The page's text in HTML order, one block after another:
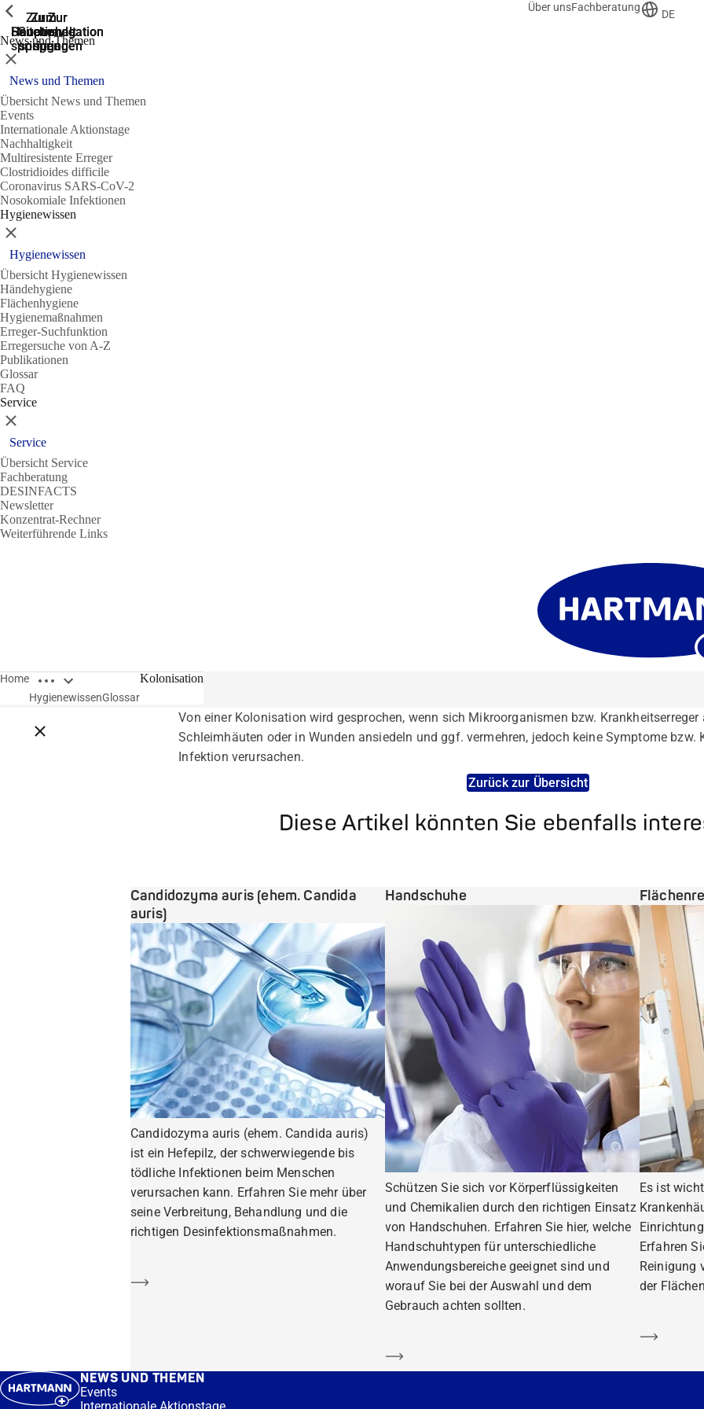
Zur
Suche
springen
Zur
Hauptnavigation
springen
Zur
Hauptnavigation
springen
Zum
Hauptinhalt
springen
Zum
Seitenende
springen
Über unsFachberatung
DE
News und Themen
Zeige vorherige
Schließen
News und Themen
Übersicht News und Themen
Events
Internationale Aktionstage
Nachhaltigkeit
Multiresistente Erreger
Clostridioides difficile
Coronavirus SARS-CoV-2
Nosokomiale Infektionen
Hygienewissen
Zeige vorherige
Schließen
Hygienewissen
Übersicht Hygienewissen
Händehygiene
Flächenhygiene
Hygienemaßnahmen
Erreger-Suchfunktion
Erregersuche von A-Z
Publikationen
Glossar
FAQ
Service
Zeige vorherige
Schließen
Service
Übersicht Service
Fachberatung
DESINFACTS
Newsletter
Konzentrat-Rechner
Weiterführende Links
Home Breadcrumbs öffnen
Breadcrumbs schließen
HygienewissenGlossar
Kolonisation
Von einer Kolonisation wird gesprochen, wenn sich Mikroorganismen bzw.
Schleimhäuten oder in Wunden ansiedeln und ggf. vermehren, jedoch keine Symptome bzw.
Infektion verursachen.
Zurück zur Übersicht
Diese Artikel könnten Sie ebenfalls
Candidozyma auris (ehem. Candida
auris)
Candidozyma auris (ehem. Candida auris)
ist ein Hefepilz, der schwerwiegende bis
tödliche Infektionen beim Menschen
verursachen kann. Erfahren Sie mehr über
seine Verbreitung, Behandlung und die
richtigen Desinfektionsmaßnahmen.
Mehr erfahren
Handschuhe
Schützen Sie sich vor Körperflüssigkeiten
und Chemikalien durch den richtigen Einsatz
von Handschuhen. Erfahren Sie hier, welche
Handschuhtypen für unterschiedliche
Anwendungsbereiche geeignet sind und
worauf Sie bei der Auswahl und dem
Gebrauch achten sollten.
Mehr erfahren
Es ist
Erfahren
Reinigung
der
Mehr
NEWS UND THEMEN
Events